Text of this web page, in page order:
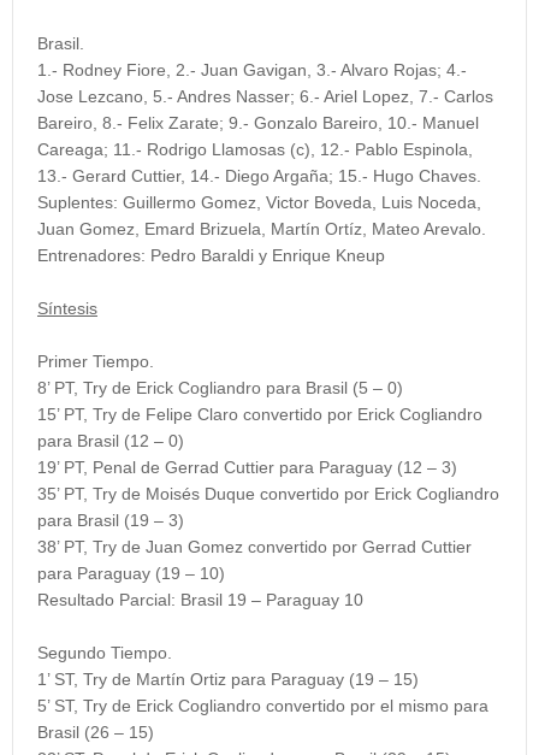
Brasil.
1.- Rodney Fiore, 2.- Juan Gavigan, 3.- Alvaro Rojas; 4.-
Jose Lezcano, 5.- Andres Nasser; 6.- Ariel Lopez, 7.- Carlos
Bareiro, 8.- Felix Zarate; 9.- Gonzalo Bareiro, 10.- Manuel
Careaga; 11.- Rodrigo Llamosas (c), 12.- Pablo Espinola,
13.- Gerard Cuttier, 14.- Diego Argaña; 15.- Hugo Chaves.
Suplentes: Guillermo Gomez, Victor Boveda, Luis Noceda,
Juan Gomez, Emard Brizuela, Martín Ortíz, Mateo Arevalo.
Entrenadores: Pedro Baraldi y Enrique Kneup
Síntesis
Primer Tiempo.
8’ PT, Try de Erick Cogliandro para Brasil (5 – 0)
15’ PT, Try de Felipe Claro convertido por Erick Cogliandro
para Brasil (12 – 0)
19’ PT, Penal de Gerrad Cuttier para Paraguay (12 – 3)
35’ PT, Try de Moisés Duque convertido por Erick Cogliandro
para Brasil (19 – 3)
38’ PT, Try de Juan Gomez convertido por Gerrad Cuttier
para Paraguay (19 – 10)
Resultado Parcial: Brasil 19 – Paraguay 10
Segundo Tiempo.
1’ ST, Try de Martín Ortiz para Paraguay (19 – 15)
5’ ST, Try de Erick Cogliandro convertido por el mismo para
Brasil (26 – 15)